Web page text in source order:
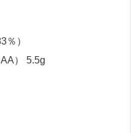
％）
） 5.5g